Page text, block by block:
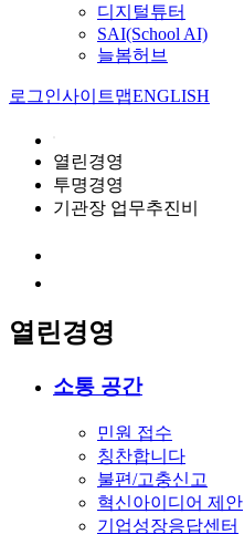
디지털튜터
SAI(School AI)
늘봄허브
로그인사이트맵ENGLISH
열린경영
투명경영
기관장 업무추진비
열린경영
소통 공간
민원 접수
칭찬합니다
불편/고충신고
혁신아이디어 제안
기업성장응답센터